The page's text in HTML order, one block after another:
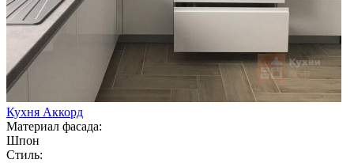
Кухня Аккорд
Материал фасада:
Шпон
Стиль: